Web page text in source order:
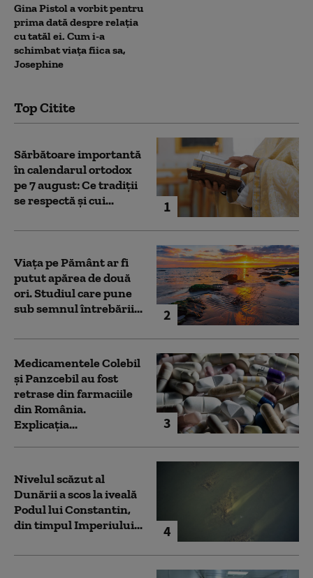
Gina Pistol a vorbit pentru
prima dată despre relația
cu tatăl ei. Cum i-a
schimbat viața fiica sa,
Josephine
Top Citite
1
Sărbătoare importantă
în calendarul ortodox
pe 7 august: Ce tradiții
se respectă și cui...
2
Viața pe Pământ ar fi
putut apărea de două
ori. Studiul care pune
sub semnul întrebării...
3
Medicamentele Colebil
și Panzcebil au fost
retrase din farmaciile
din România.
Explicația...
4
Nivelul scăzut al
Dunării a scos la iveală
Podul lui Constantin,
din timpul Imperiului...